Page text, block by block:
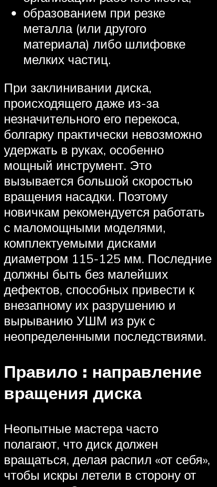
образованием при резке
металла (или другого
материала) либо шлифовке
мелких частиц.
При заклинивании диска,
происходящего даже из-за
незначительного его перекоса,
болгарку практически невозможно
удержать в руках, особенно
мощный инструмент. Это
вызывается большой скоростью
вращения насадки. Поэтому
новичкам рекомендуется работать
с маломощными моделями,
комплектуемыми дисками
диаметром 115-125 мм. Последние
должны быть без малейших
дефектов, способных привести к
внезапному их разрушению и
вырыванию УШМ из рук с
неопределенными последствиями.
Правило : направление
вращения диска
Неопытные мастера часто
полагают, что диск должен
вращаться, делая распил «от себя»,
чтобы искры летели в сторону от